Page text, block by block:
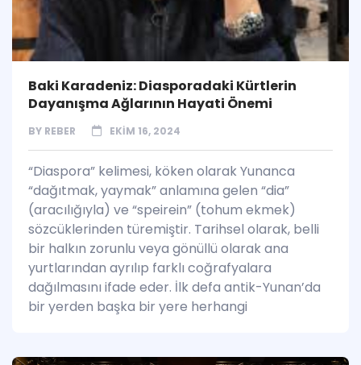
Baki Karadeniz: Diasporadaki Kürtlerin
Dayanışma Ağlarının Hayati Önemi
BY REBER EKIM 16, 2024
“Diaspora” kelimesi, köken olarak Yunanca
“dağıtmak, yaymak” anlamına gelen “dia”
(aracılığıyla) ve “speirein” (tohum ekmek)
sözcüklerinden türemiştir. Tarihsel olarak, belli
bir halkın zorunlu veya gönüllü olarak ana
yurtlarından ayrılıp farklı coğrafyalara
dağılmasını ifade eder. İlk defa antik-Yunan’da
bir yerden başka bir yere herhangi